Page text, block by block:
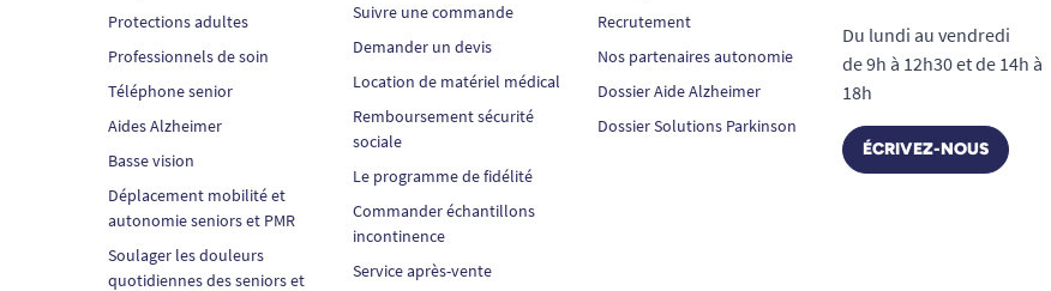
Protections adultes
Professionnels de soin
Téléphone senior
Aides Alzheimer
Basse vision
Déplacement mobilité et
autonomie seniors et PMR
Soulager les douleurs
quotidiennes des seniors et
Suivre une commande
Demander un devis
Location de matériel médical
Remboursement sécurité
sociale
Le programme de fidélité
Commander échantillons
incontinence
Service après-vente
Recrutement
Nos partenaires autonomie
Dossier Aide Alzheimer
Dossier Solutions Parkinson
Du lundi au vendredi
de 9h à 12h30 et de 14h à
18h
ÉCRIVEZ-NOUS